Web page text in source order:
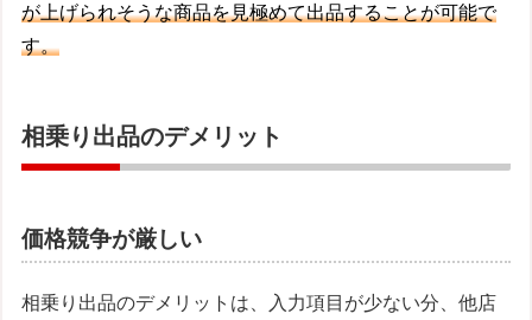
が上げられそうな商品を見極めて出品することが可能で
す。
相乗り出品のデメリット
価格競争が厳しい
相乗り出品のデメリットは、入力項目が少ない分、他店